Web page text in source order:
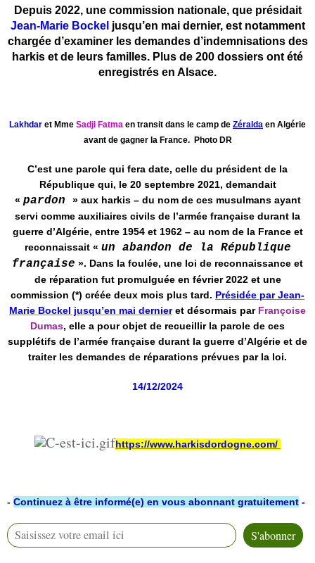
Depuis 2022, une commission nationale, que présidait
Jean-Marie Bockel jusqu’en mai dernier, est notamment
chargée d’examiner les demandes d’indemnisations des
harkis et de leurs familles. Plus de 200 dossiers ont été
enregistrés en Alsace.
Lakhdar et Mme Sadji Fatma en transit dans le camp de Zéralda en Algérie
avant de gagner la France. Photo DR
C’est une parole qui fera date, celle du président de la
République qui, le 20 septembre 2021, demandait
« pardon » aux harkis – du nom de ces musulmans ayant
servi comme auxiliaires civils de l’armée française durant la
guerre d’Algérie, entre 1954 et 1962 – au nom de la France et
reconnaissait « un abandon de la République
française ». Dans la foulée, une loi de reconnaissance et
de réparation fut promulguée en février 2022 et une
commission (*) créée deux mois plus tard. Présidée par Jean-
Marie Bockel jusqu’en mai dernier et désormais par Françoise
Dumas, elle a pour objet de recueillir la parole de ces
supplétifs de l’armée française durant la guerre d’Algérie et de
traiter les demandes de réparations prévues par la loi.
14/12/2024
https://www.harkisdordogne.com/
- Continuez à être informé(e) en vous abonnant gratuitement -